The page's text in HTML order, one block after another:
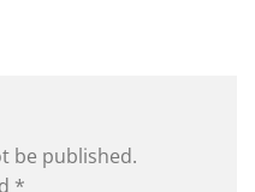
be published.
*